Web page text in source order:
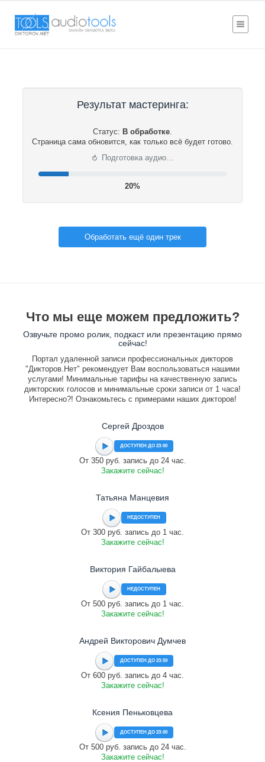
Результат мастеринга:
Статус: В обработке.
Страница сама обновится, как только всё будет готово.
⟳ Подготовка аудио…
20%
Обработать ещё один трек
Что мы еще можем предложить?
Озвучьте промо ролик, подкаст или презентацию прямо
сейчас!
Портал удаленной записи профессиональных дикторов
"Дикторов.Нет" рекомендует Вам воспользоваться нашими
услугами! Минимальные тарифы на качественную запись
дикторских голосов и минимальные сроки записи от 1 часа!
Интересно?! Ознакомьтесь с примерами наших дикторов!
Сергей Дроздов
ДОСТУПЕН ДО 23:00
От 350 руб. запись до 24 час.
Закажите сейчас!
Татьяна Манцевия
НЕДОСТУПЕН
От 300 руб. запись до 1 час.
Закажите сейчас!
Виктория Гайбалыева
НЕДОСТУПЕН
От 500 руб. запись до 1 час.
Закажите сейчас!
Андрей Викторович Думчев
ДОСТУПЕН ДО 23:59
От 600 руб. запись до 4 час.
Закажите сейчас!
Ксения Пеньковцева
ДОСТУПЕН ДО 23:00
От 500 руб. запись до 24 час.
Закажите сейчас!